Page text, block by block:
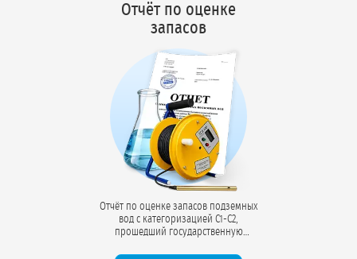
конструктиву.
Отчёт по оценке
запасов
Отчёт по оценке запасов подземных
вод с категоризацией С1-С2,
прошедший государственную